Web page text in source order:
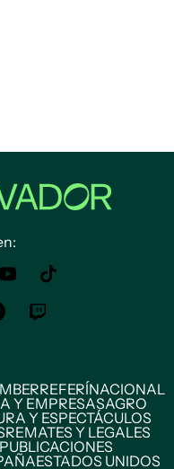
REFERÍNACIONAL
Y EMPRESASAGRO
Y ESPECTÁCULOS
REMATES Y LEGALES
PUBLICACIONES
ESTADOS UNIDOS